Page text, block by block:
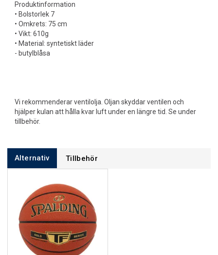
Produktinformation
• Bolstorlek 7
• Omkrets: 75 cm
• Vikt: 610g
• Material: syntetiskt läder
- butylblåsa
Vi rekommenderar ventilolja. Oljan skyddar ventilen och
hjälper kulan att hålla kvar luft under en längre tid. Se under
tillbehör.
Alternativ Tillbehör